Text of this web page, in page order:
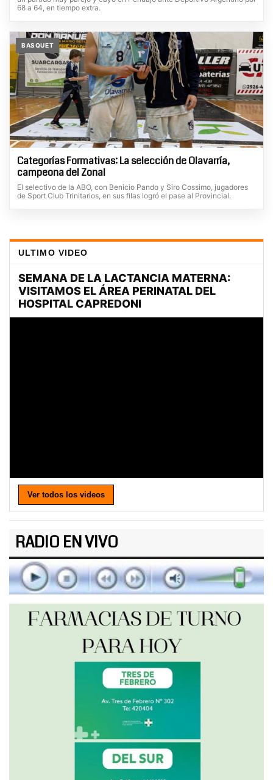
68 a 64, en tiempo extra.
BASQUET
Categorías Formativas: La selección de Olavarría,
campeona del Zonal
El selectivo de la ABO, con Benicio Pando y Siro Cossimo, jugadores
de Sport Club Trinitarios, en sus filas logró el pase al Provincial.
ULTIMO VIDEO
Ver todos los videos
RADIO EN VIVO